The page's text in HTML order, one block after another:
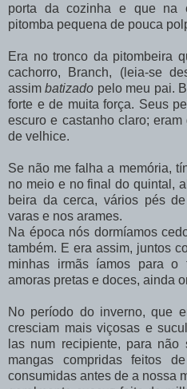
porta da cozinha e que na
pitomba pequena de pouca
Era no tronco da pitombeira
cachorro, Branch, (leia-se
assimbatizado pelo meu pai.
forte e de muita força. Seus
escuro e castanho claro;
de velhice.
Se não me falha a memória,
no meio e no final do quintal,
beira da cerca, vários pés
varas e nos arames.
Na época nós dormíamos
também. E era assim, juntos
minhas irmãs íamos para
amoras pretas e doces, ainda
No período do inverno, que
cresciam mais viçosas e
las num recipiente, para
mangas compridas feitos
consumidas antes de a nossa